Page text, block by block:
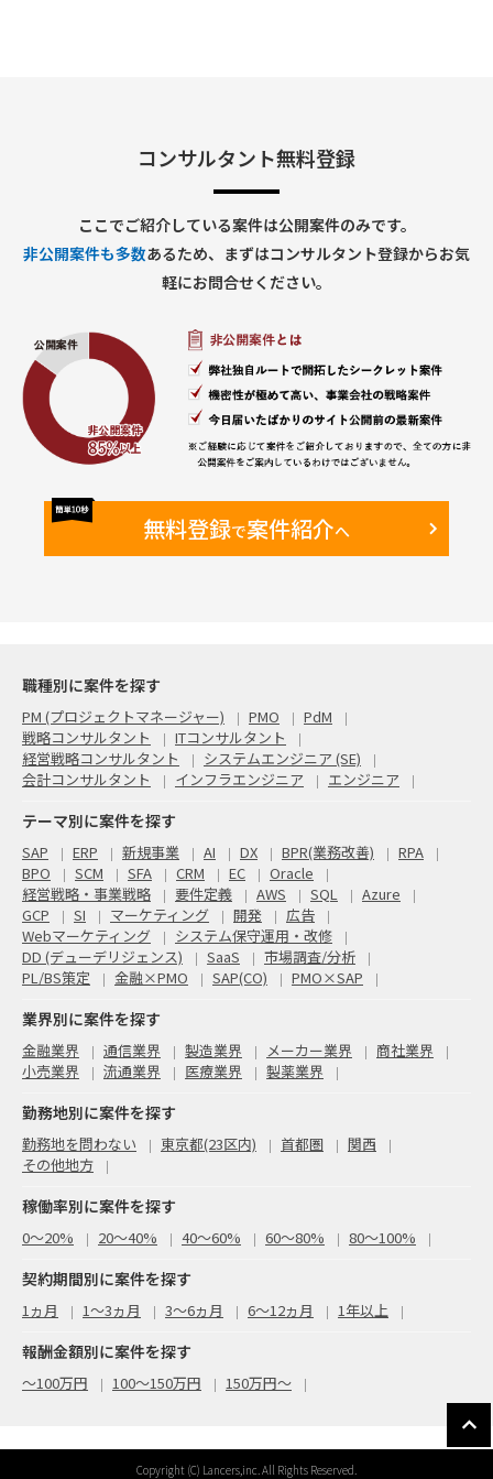
コンサルタント無料登録
ここでご紹介している案件は公開案件のみです。
非公開案件も多数あるため、まずはコンサルタント登録からお気
軽にお問合せください。
無料登録で案件紹介へ
職種別に案件を探す
PM (プロジェクトマネージャー) PMO
PdM
戦略コンサルタント
ITコンサルタント
経営戦略コンサルタント
システムエンジニア (SE)
会計コンサルタント
インフラエンジニア エンジニア
テーマ別に案件を探す
SAP ERP 新規事業 AI DX BPR(業務改善)
RPA
BPO
SCM SFA CRM EC
Oracle
経営戦略・事業戦略
要件定義 AWS SQL
Azure
GCP
SI マーケティング 開発
広告
Webマーケティング
システム保守運用・改修
DD (デューデリジェンス)
SaaS
市場調査/分析
PL/BS策定
金融×PMO SAP(CO) PMO×SAP
業界別に案件を探す
金融業界 通信業界 製造業界 メーカー業界
商社業界
小売業界
流通業界 医療業界 製薬業界
勤務地別に案件を探す
勤務地を問わない 東京都(23区内) 首都圏
関西
その他地方
稼働率別に案件を探す
0〜20% 20〜40% 40〜60% 60〜80% 80〜100%
契約期間別に案件を探す
1ヵ月 1～3ヵ月 3～6ヵ月 6～12ヵ月 1年以上
報酬金額別に案件を探す
〜100万円 100〜150万円 150万円〜
Copyright (C) Lancers,inc. All Rights Reserved.